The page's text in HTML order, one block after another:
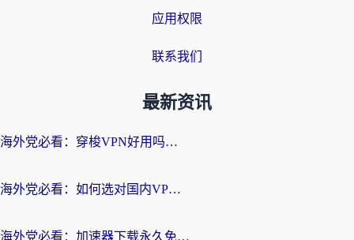
应用权限
联系我们
最新资讯
海外党必看：穿梭VPN好用吗？和云帆VPN对比哪个回国效果更好？附真实测评+避坑指南
海外党必看：如何选对国内VPN，实现无缝访问国内资源？
海外党必看：加速器下载永久免费版真的存在吗？教你无缝访问国内资源的正确姿势